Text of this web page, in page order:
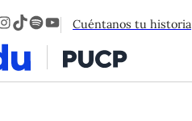
TikTok
Spotify
YouTube
Cuéntanos tu historia